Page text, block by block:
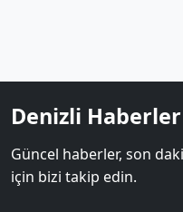
Denizli Haberler
Güncel haberler, son
için bizi takip edin.